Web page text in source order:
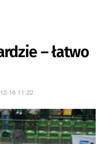
– łatwo
16 11:22